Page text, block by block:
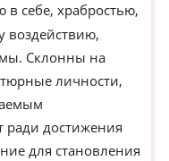
себе, храбростью,
воздействию,
Склонны на
личности,
ради достижения
для становления